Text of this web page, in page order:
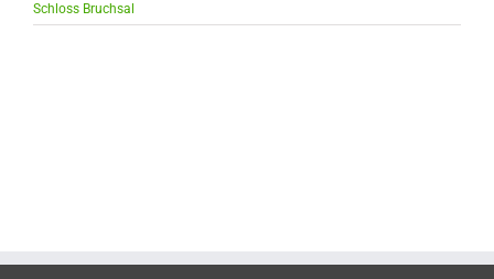
Schloss Bruchsal